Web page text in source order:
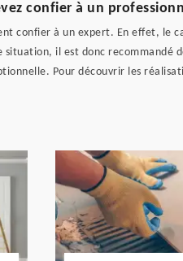
confier à un
confier à un expert. En effet, le
il est donc recommandé
Pour découvrir les